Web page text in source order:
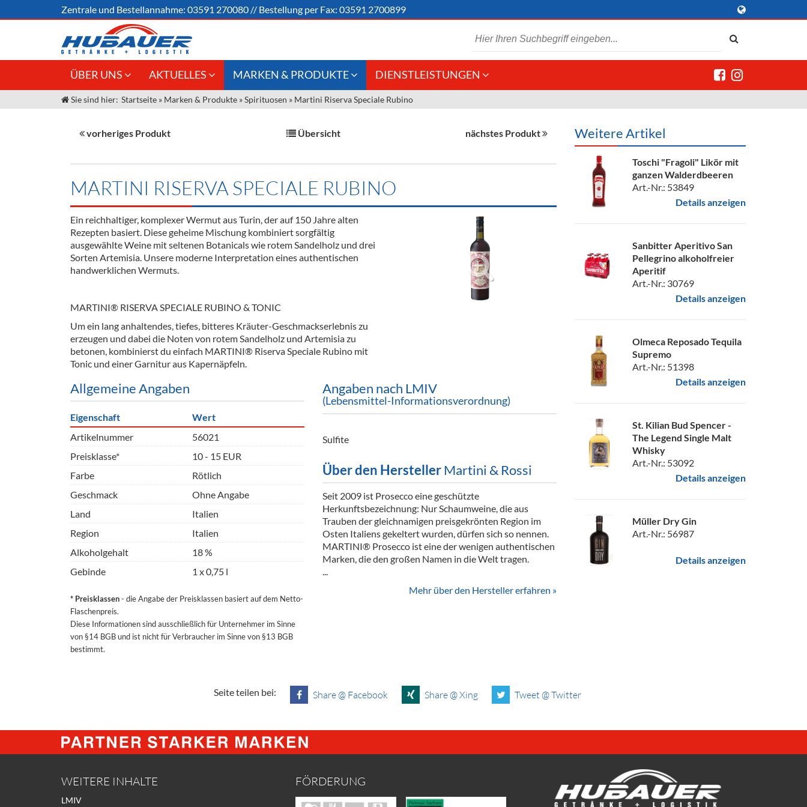
Zentrale und Bestellannahme: 03591 270080 // Bestellung per Fax: 03591 2700899
ÜBER UNS
Jobs
Unser Liefergebiet
AKTUELLES
Angebote Gastronomie &
Gastronomie
Großhandel
Innovation - Die Neue Art des
Termine
MARKEN & PRODUKTE
Weine & Schaumwein
Alkoholfreie Getränke
Öle & Küchenartikel
Kaffee
Equipment
Ausschankwagen
Gläser
Kühlanhänger
Verpackung
Hygieneartikel & Desinfektion
DIENSTLEISTUNGEN
Kommisionskauf &
Sie sind hier: Startseite » Marken & Produkte »Spirituosen » Martini Riserva Speciale Rubino
vorheriges Produkt Übersicht nächstes Produkt
MARTINI RISERVA SPECIALE RUBINO
Ein reichhaltiger, komplexer Wermut aus Turin, der auf 150 Jahre alten
Rezepten basiert. Diese geheime Mischung kombiniert sorgfältig
ausgewählte Weine mit seltenen Botanicals wie rotem Sandelholz und drei
Sorten Artemisia. Unsere moderne Interpretation eines authentischen
handwerklichen Wermuts.
MARTINI® RISERVA SPECIALE RUBINO & TONIC
Um ein lang anhaltendes, tiefes, bitteres Kräuter-Geschmackserlebnis zu
erzeugen und dabei die Noten von rotem Sandelholz und Artemisia zu
betonen, kombinierst du einfach MARTINI® Riserva Speciale Rubino mit
Tonic und einer Garnitur aus Kapernäpfeln.
Allgemeine Angaben
Eigenschaft
Wert
Artikelnummer
56021
Preisklasse*
10 - 15 EUR
Farbe
Rötlich
Geschmack
Ohne Angabe
Land
Italien
Region
Italien
Alkoholgehalt
18 %
Gebinde
1 x 0,75 l
* Preisklassen- die Angabe der Preisklassen basiert auf dem Netto-
Flaschenpreis.
Diese Informationen sind ausschließlich für Unternehmer im Sinne
von §14 BGB und ist nicht für Verbraucher im Sinne von §13 BGB
bestimmt.
Angaben nach LMIV
(Lebensmittel-Informationsverordnung)
Sulfite
Über den Hersteller Martini & Rossi
Seit 2009 ist Prosecco eine geschützte
Herkunftsbezeichnung: Nur Schaumweine, die aus
Trauben der gleichnamigen preisgekrönten Region im
Osten Italiens gekeltert wurden, dürfen sich so nennen.
MARTINI® Prosecco ist eine der wenigen authentischen
Marken, die den großen Namen in die Welt tragen.
...
Mehr über den Hersteller erfahren »
Weitere Artikel
Toschi "Fragoli" Likör mit
ganzen Walderdbeeren
Art.-Nr.: 53849
Details anzeigen
Sanbitter Aperitivo San
Pellegrino alkoholfreier
Aperitif
Art.-Nr.: 30769
Details anzeigen
Olmeca Reposado Tequila
Supremo
Art.-Nr.: 51398
Details anzeigen
St. Kilian Bud Spencer -
The Legend Single Malt
Whisky
Art.-Nr.: 53092
Details anzeigen
Müller Dry Gin
Art.-Nr.: 56987
Details anzeigen
Seite teilen bei: Share @ Facebook Share @ Xing Tweet @ Twitter
WEITERE INHALTE
LMIV
FÖRDERUNG